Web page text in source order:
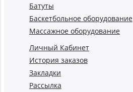
Батуты
Баскетбольное оборудование
Массажное оборудование
Личный Кабинет
История заказов
Закладки
Рассылка